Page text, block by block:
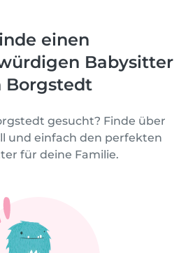
einen
Babysitter
Borgstedt
gesucht? Finde über
und einfach den perfekten
für deine Familie.